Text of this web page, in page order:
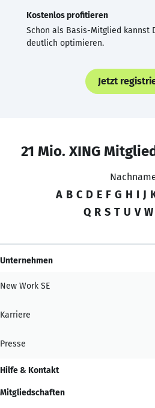
Kostenlos profitieren
Schon als Basis-Mitglied kannst
deutlich optimieren.
Jetzt
21 Mio. XING
A B C D E F G H I J
Q R S T U V W
Unternehmen
New Work SE
Karriere
Presse
Hilfe & Kontakt
Mitgliedschaften